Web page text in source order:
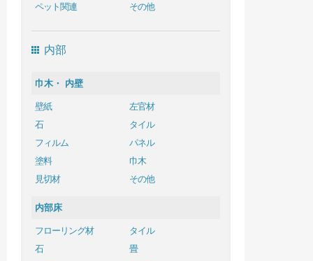
ペット関連
その他
内部
巾木・ 内壁
壁紙
左官材
石
タイル
フィルム
パネル
塗料
巾木
見切材
その他
内部床
フローリング材
タイル
石
畳